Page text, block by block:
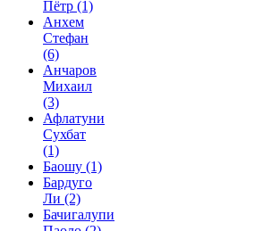
Пётр (1)
Анхем
Стефан
(6)
Анчаров
Михаил
(3)
Афлатуни
Сухбат
(1)
Баошу (1)
Бардуго
Ли (2)
Бачигалупи